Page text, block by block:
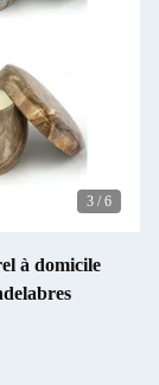
3 / 6
à domicile